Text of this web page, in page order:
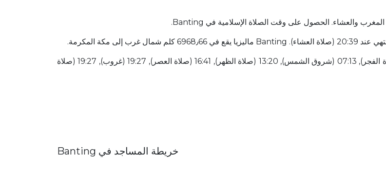
قائمة أوقات الصلاة لهذا اليوم 05:43 (شروق الشمس), 05:53 (صلاة الفجر), 07:13 (شروق الشمس), 13:20 (صلاة الظهر), 16:41 (صلاة العصر), 19:27 (غروب), 19:27 (صلاة
خريطة المساجد في Banting